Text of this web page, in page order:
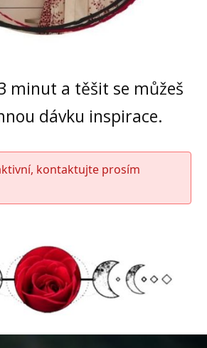
minut a těšit se můžeš
dávku inspirace.
kontaktujte prosím